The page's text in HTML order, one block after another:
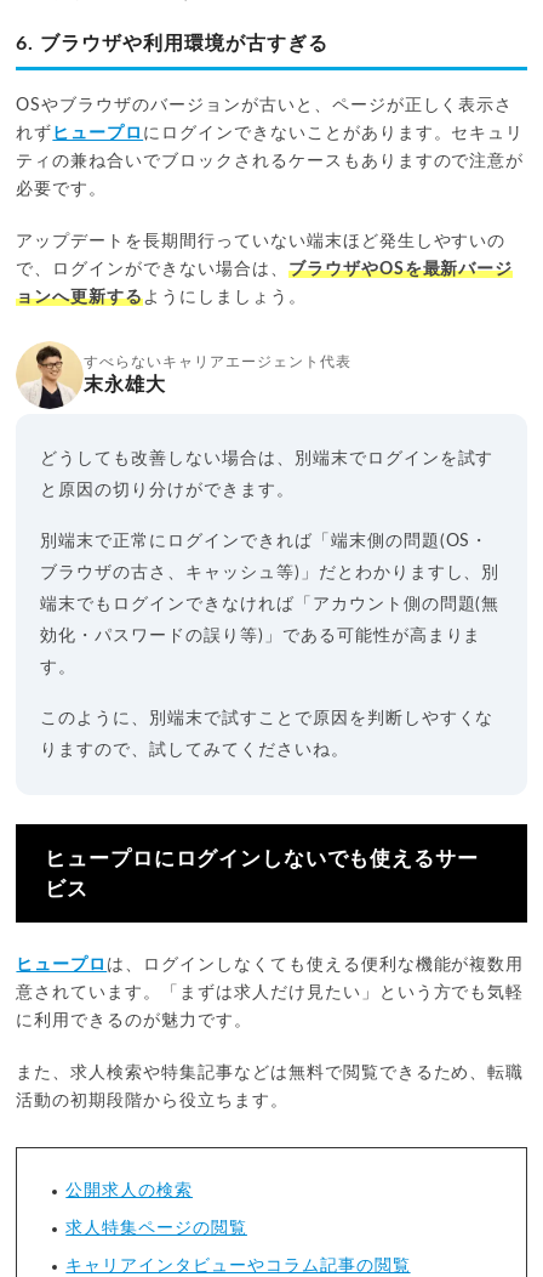
6. ブラウザや利用環境が古すぎる
OSやブラウザのバージョンが古いと、ページが正しく表示さ
れず ヒュープロ にログインできないことがあります。セキュリ
ティの兼ね合いでブロックされるケースもありますので注意が
必要です。
アップデートを長期間行っていない端末ほど発生しやすいの
で、ログインができない場合は、 ブラウザやOSを最新バージ
ョンへ更新するようにしましょう。
すべらないキャリアエージェント代表
末永雄大
どうしても改善しない場合は、別端末でログインを試す
と原因の切り分けができます。
別端末で正常にログインできれば「端末側の問題(OS・
ブラウザの古さ、キャッシュ等)」だとわかりますし、別
端末でもログインできなければ「アカウント側の問題(無
効化・パスワードの誤り等)」である可能性が高まりま
す。
このように、別端末で試すことで原因を判断しやすくな
りますので、試してみてくださいね。
ヒュープロにログインしないでも使えるサー
ビス
ヒュープロ は、ログインしなくても使える便利な機能が複数用
意されています。「まずは求人だけ見たい」という方でも気軽
に利用できるのが魅力です。
また、求人検索や特集記事などは無料で閲覧できるため、転職
活動の初期段階から役立ちます。
公開求人の検索
求人特集ページの閲覧
キャリアインタビューやコラム記事の閲覧